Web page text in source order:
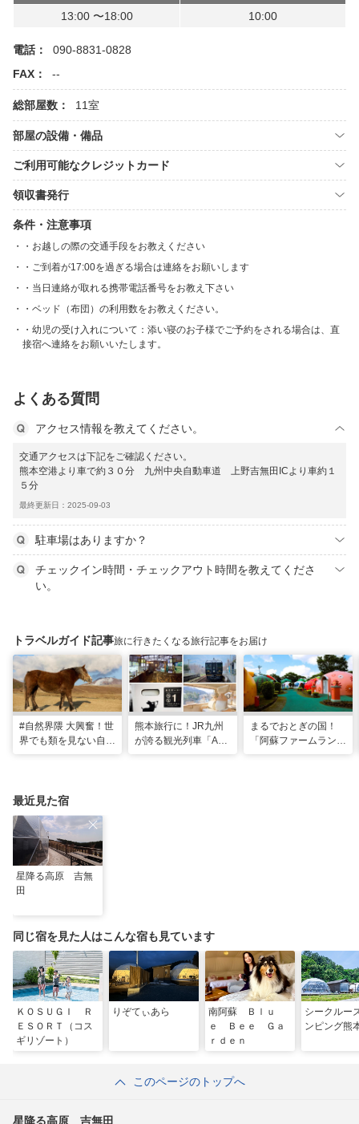
13:00 〜18:00
10:00
電話：
090-8831-0828
FAX：
--
総部屋数： 11室
部屋の設備・備品
ご利用可能なクレジットカード
領収書発行
条件・注意事項
・お越しの際の交通手段をお教えください
・ご到着が17:00を過ぎる場合は連絡をお願いします
・当日連絡が取れる携帯電話番号をお教え下さい
・ベッド（布団）の利用数をお教えください。
・幼児の受け入れについて：添い寝のお子様でご予約をされる場合は、直
接宿へ連絡をお願いいたします。
よくある質問
アクセス情報を教えてください。
交通アクセスは下記をご確認ください。
熊本空港より車で約３０分 九州中央自動車道 上野吉無田ICより車約１
５分
最終更新日：2025-09-03
駐車場はありますか？
チェックイン時間・チェックアウト時間を教えてくださ
い。
トラベルガイド記事旅に行きたくなる旅行記事をお届け
#自然界隈 大興奮！世
界でも類を見ない自然
熊本旅行に！JR九州
が誇る観光列車「A列
まるでおとぎの国！
「阿蘇ファームラン
最近見た宿
星降る高原 吉無
田
同じ宿を見た人はこんな宿も見ています
ＫＯＳＵＧＩ Ｒ
ＥＳＯＲＴ（コス
ギリゾート）
りぞてぃあら
南阿蘇 Ｂｌｕ
ｅ Ｂｅｅ Ｇａ
ｒｄｅｎ
シークルー
ンピング熊
このページのトップへ
星降る高原 吉無田